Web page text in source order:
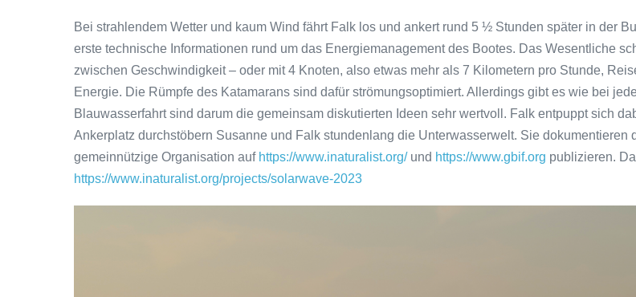
Bei strahlendem Wetter und kaum Wind fährt Falk los und ankert rund 5 ½ Stunden später in der
erste technische Informationen rund um das Energiemanagement des Bootes. Das Wesentliche
zwischen Geschwindigkeit – oder mit 4 Knoten, also etwas mehr als 7 Kilometern pro Stunde,
Energie. Die Rümpfe des Katamarans sind dafür strömungsoptimiert. Allerdings gibt es wie bei
Blauwasserfahrt sind darum die gemeinsam diskutierten Ideen sehr wertvoll. Falk entpuppt sich
Ankerplatz durchstöbern Susanne und Falk stundenlang die Unterwasserwelt. Sie
gemeinnützige Organisation auf https://www.inaturalist.org/ und https://www.gbif.org publizieren.
https://www.inaturalist.org/projects/solarwave-2023